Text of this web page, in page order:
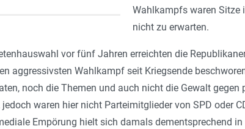
Wahlkampfs waren Sitze
nicht zu erwarten.
vor fünf Jahren erreichten die
aggressivsten Wahlkampf seit Kriegsende
noch die Themen und auch nicht die Gewalt
waren hier nicht Parteimitglieder von SPD oder
Empörung hielt sich damals dementsprechend